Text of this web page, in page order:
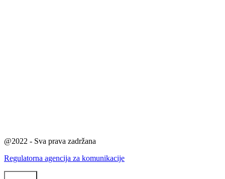
@2022 - Sva prava zadržana
Regulatorna agencija za komunikacije